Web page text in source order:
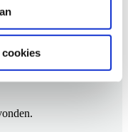
met open en
je de stof goed hebt